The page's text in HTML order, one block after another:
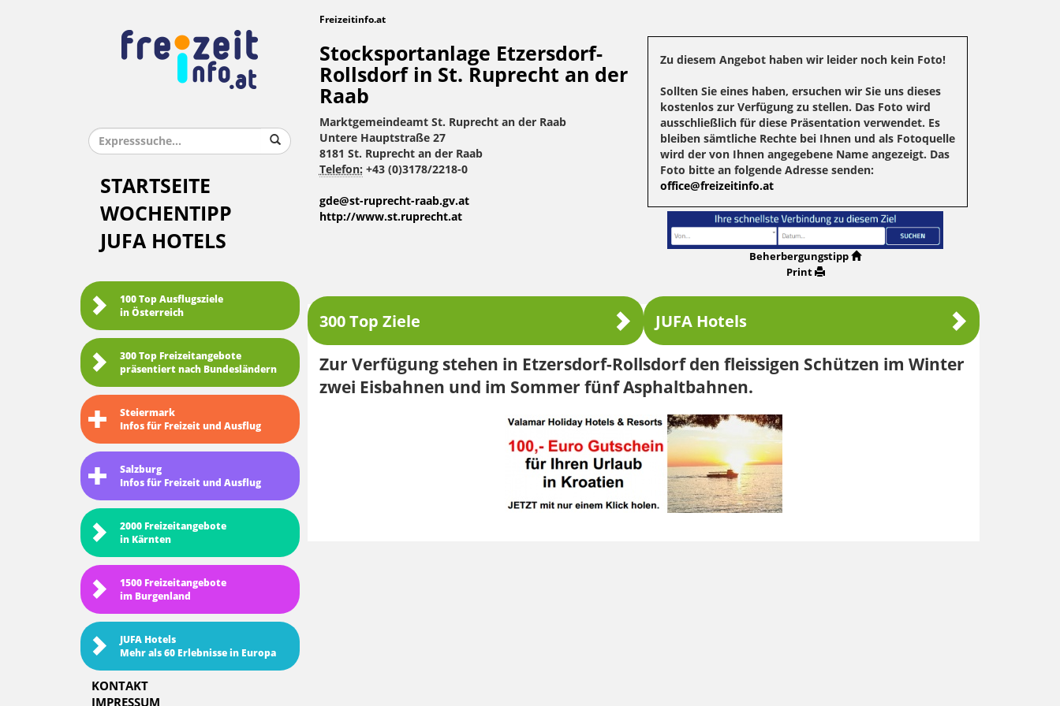
STARTSEITE
WOCHENTIPP
JUFA HOTELS
100 Top Ausflugsziele
in Österreich
300 Top Freizeitangebote
präsentiert nach Bundesländern
Steiermark
Infos für Freizeit und Ausflug
Salzburg
Infos für Freizeit und Ausflug
2000 Freizeitangebote
in Kärnten
1500 Freizeitangebote
im Burgenland
JUFA Hotels
Mehr als 60 Erlebnisse in Europa
KONTAKT
IMPRESSUM
Freizeitinfo.at
Stocksportanlage Etzersdorf-
Rollsdorf in St. Ruprecht an der
Raab
Marktgemeindeamt St. Ruprecht an der Raab
Untere Hauptstraße 27
8181 St. Ruprecht an der Raab
Telefon: +43 (0)3178/2218-0
gde@st-ruprecht-raab.gv.at
http://www.st.ruprecht.at
Zu diesem Angebot haben wir leider noch kein Foto!
Sollten Sie eines haben, ersuchen wir Sie uns dieses
kostenlos zur Verfügung zu stellen. Das Foto wird
ausschließlich für diese Präsentation verwendet. Es
bleiben sämtliche Rechte bei Ihnen und als Fotoquelle
wird der von Ihnen angegebene Name angezeigt. Das
Foto bitte an folgende Adresse senden:
office@freizeitinfo.at
Beherbergungstipp
Print
300 Top Ziele JUFA Hotels
Zur Verfügung stehen in Etzersdorf-Rollsdorf den fleissigen Schützen im Winter
zwei Eisbahnen und im Sommer fünf Asphaltbahnen.